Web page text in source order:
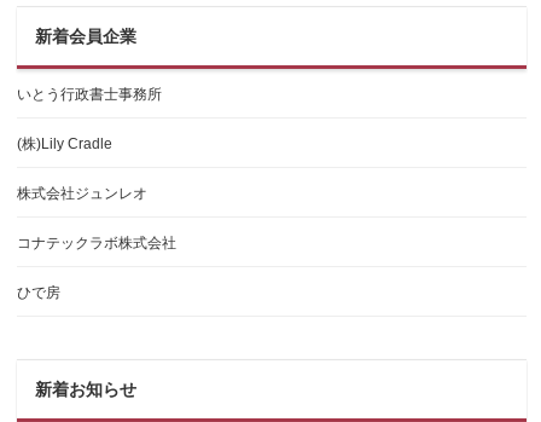
新着会員企業
いとう行政書士事務所
(株)Lily Cradle
株式会社ジュンレオ
コナテックラボ株式会社
ひで房
新着お知らせ